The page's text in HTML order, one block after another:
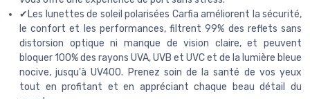
✔Les lunettes de soleil polarisées Carfia améliorent la sécurité,
le confort et les performances, filtrent 99% des reflets sans
distorsion optique ni manque de vision claire, et peuvent
bloquer 100% des rayons UVA, UVB et UVC et de la lumière bleue
nocive, jusqu'à UV400. Prenez soin de la santé de vos yeux
tout en profitant et en appréciant chaque beau détail du